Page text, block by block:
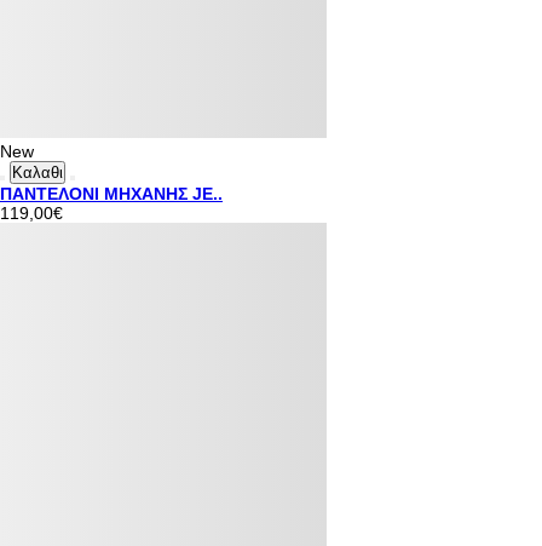
New
Καλαθι
ΠΑΝΤΕΛΟΝΙ ΜΗΧΑΝΗΣ JE..
119,00€